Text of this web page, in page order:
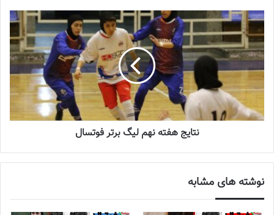
نتایج هفته نهم لیگ برتر فوتسال
نوشته های مشابه